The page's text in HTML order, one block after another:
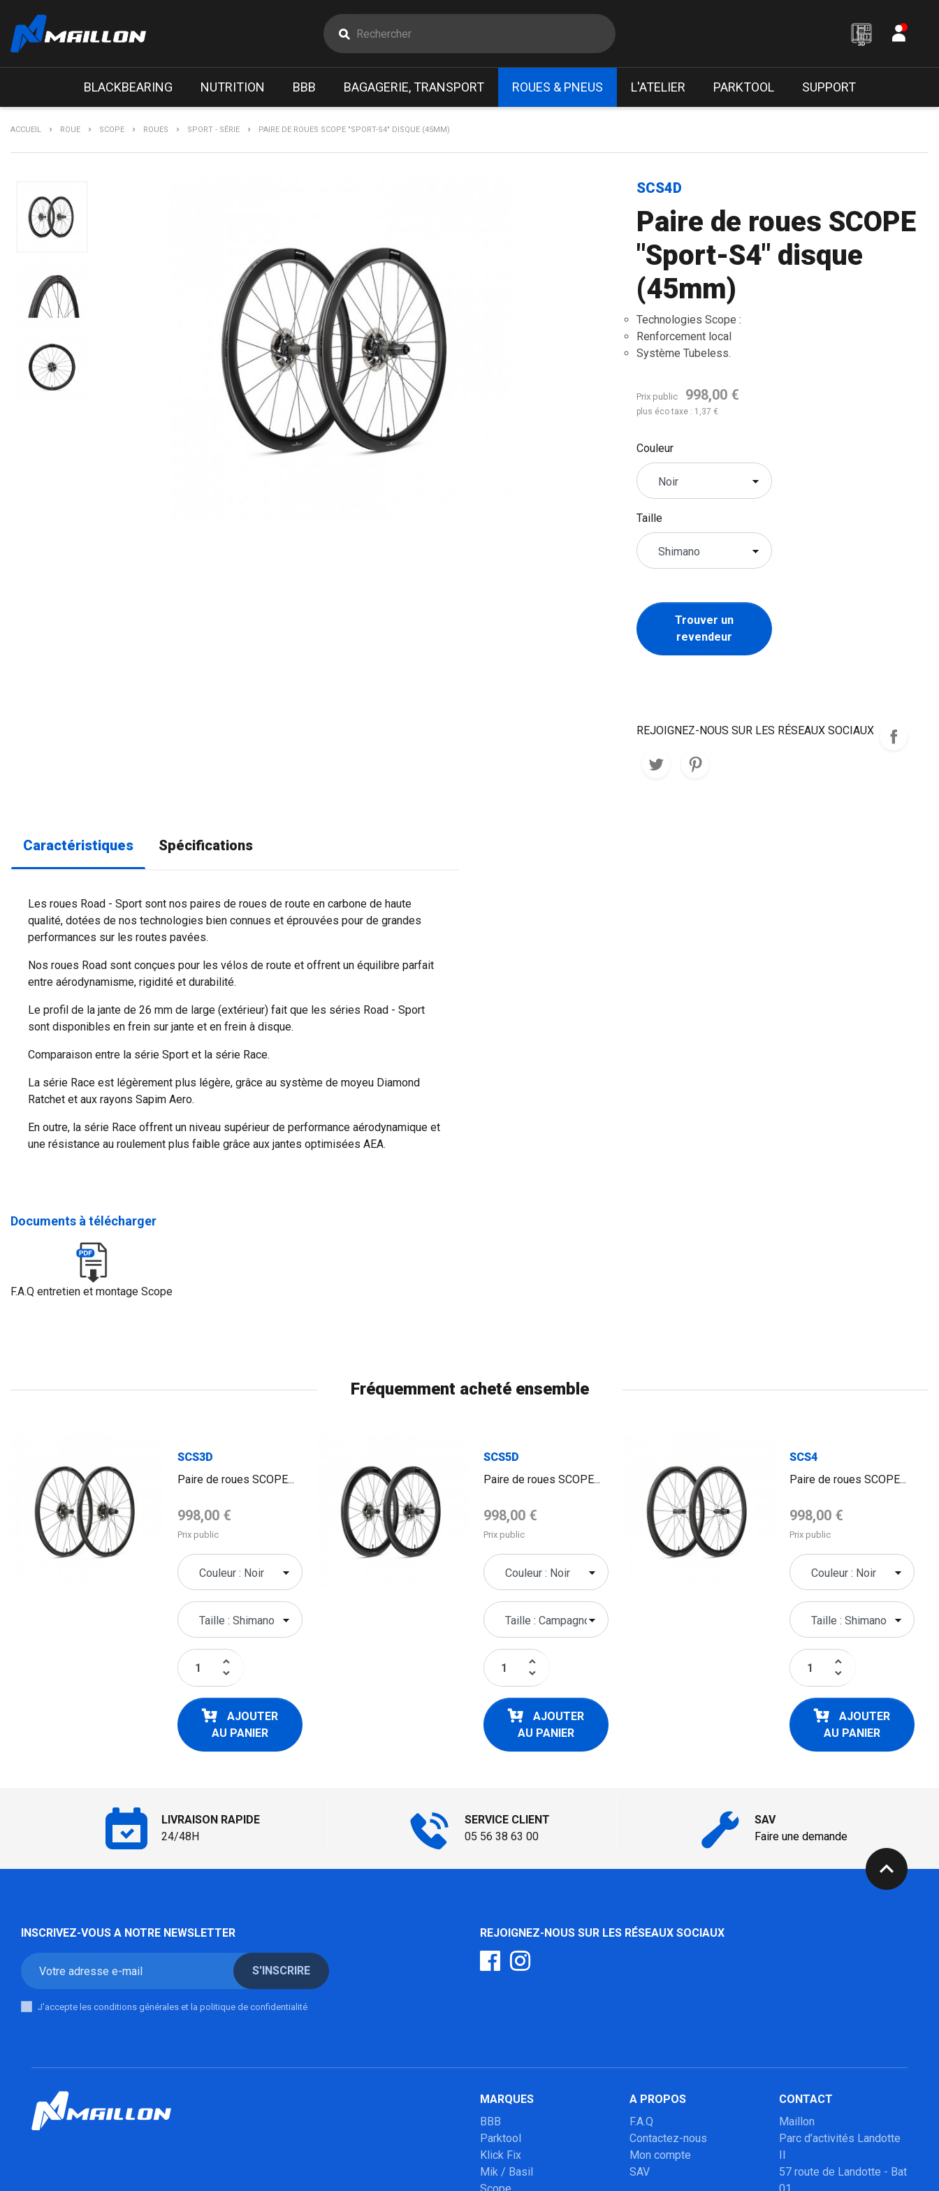
BLACKBEARING NUTRITION BBB BAGAGERIE, TRANSPORT ROUES & PNEUS L'ATELIER PARKTOOL SUPPORT
ACCUEIL ROUE SCOPE ROUES SPORT - SÉRIE PAIRE DE ROUES SCOPE "SPORT-S4" DISQUE (45MM)
SCS4D
Paire de roues SCOPE
"Sport-S4" disque
(45mm)
Technologies Scope :
Renforcement local
Système Tubeless.
Prix public 998,00 €
plus éco taxe : 1,37 €
Couleur
Taille
Trouver un
revendeur
REJOIGNEZ-NOUS SUR LES RÉSEAUX SOCIAUX
Caractéristiques Spécifications
Les roues Road - Sport sont nos paires de roues de route en carbone de haute
qualité, dotées de nos technologies bien connues et éprouvées pour de grandes
performances sur les routes pavées.
Nos roues Road sont conçues pour les vélos de route et offrent un équilibre parfait
entre aérodynamisme, rigidité et durabilité.
Le profil de la jante de 26 mm de large (extérieur) fait que les séries Road - Sport
sont disponibles en frein sur jante et en frein à disque.
Comparaison entre la série Sport et la série Race.
La série Race est légèrement plus légère, grâce au système de moyeu Diamond
Ratchet et aux rayons Sapim Aero.
En outre, la série Race offrent un niveau supérieur de performance aérodynamique et
une résistance au roulement plus faible grâce aux jantes optimisées AEA.
Documents à télécharger
F.A.Q entretien et montage Scope
Fréquemment acheté ensemble
SCS3D
Paire de roues SCOPE...
Prix de base
998,00 €
Prix public
keyboard_arrow_up
keyboard_arrow_down
AJOUTER
AU PANIER
SCS5D
Paire de roues SCOPE...
Prix de base
998,00 €
Prix public
keyboard_arrow_up
keyboard_arrow_down
AJOUTER
AU PANIER
SCS4
Paire de roues SCOPE...
Prix de base
998,00 €
Prix public
keyboard_arrow_up
keyboard_arrow_down
AJOUTER
AU PANIER
LIVRAISON RAPIDE
24/48H
SERVICE CLIENT
05 56 38 63 00
SAV
Faire une demande
expand_less
INSCRIVEZ-VOUS A NOTRE NEWSLETTER
S'INSCRIRE
J'accepte les conditions générales et la politique de confidentialité
REJOIGNEZ-NOUS SUR LES RÉSEAUX SOCIAUX
MARQUES
BBB
Parktool
Klick Fix
Mik / Basil
A PROPOS
F.A.Q
Contactez-nous
Mon compte
SAV
CONTACT
Maillon
Parc d’activités Landotte
II
57 route de Landotte - Bat